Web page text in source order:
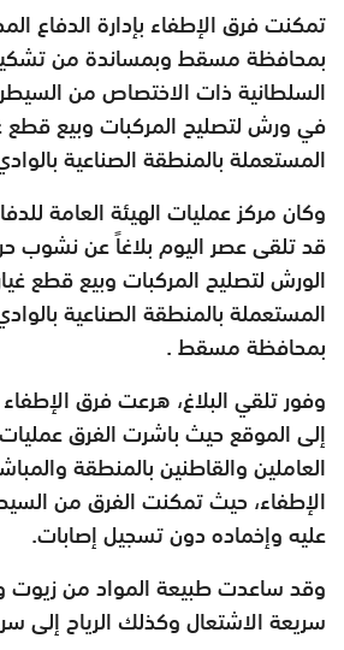
تمكنت فرق الإطفاء بإدارة الدفاع
بمحافظة مسقط وبمساندة من
السلطانيةذات الاختصاص من
في ورش لتصليح المركباتوبيع قطع
المستعملة بالمنطقة الصناعية
وكان مركز عمليات الهيئة العامة
قد تلقى عصراليوم بلاغاً عن
الورش لتصليح المركباتوبيع قطع
المستعملة بالمنطقة الصناعية
بمحافظة مسقط .
وفور تلقي البلاغ، هرعت فرق
إلى الموقع حيثباشرت الفرق
العاملين والقاطنين بالمنطقة
الإطفاء، حيث تمكنت الفرق من
عليهوإخماده دون تسجيل إصابات.
وقد ساعدت طبيعة المواد من زيوت
سريعة الاشتعالوكذلك الرياح إلى